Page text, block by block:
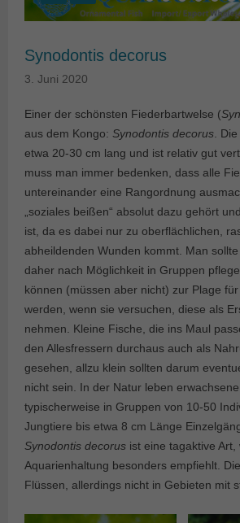
Synodontis decorus
3. Juni 2020
Einer der schönsten Fiederbartwelse (
aus dem Kongo: Synodontis decorus .
etwa 20-30 cm lang und ist relativ gut
muss man immer bedenken, dass alle
untereinander eine Rangordnung
„soziales beißen“ absolut dazu gehört
ist, da es dabei nur zu oberflächlichen,
abheildenden Wunden kommt. Man
daher nach Möglichkeit in Gruppen
können (müssen aber nicht) zur Plage
werden, wenn sie versuchen, diese als
nehmen. Kleine Fische, die ins Maul
den Allesfressern durchaus auch als
gesehen, allzu klein sollten darum
nicht sein. In der Natur leben erwachsene
typischerweise in Gruppen von 10-50
Jungtiere bis etwa 8 cm Länge
Synodontis decorus ist eine tagaktive Art,
Aquarienhaltung besonders empfiehlt.
Flüssen, allerdings nicht in Gebieten mit